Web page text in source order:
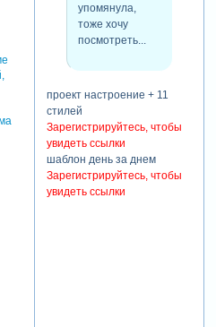
упомянула,
тоже хочу
посмотреть...
проект настроение + 11
стилей
Зарегистрируйтесь, чтобы
увидеть ссылки
шаблон день за днем
Зарегистрируйтесь, чтобы
увидеть ссылки